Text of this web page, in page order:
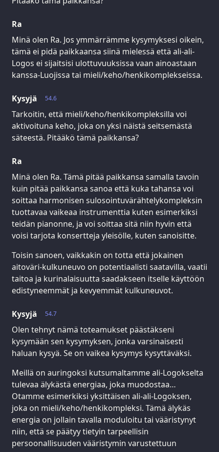
Ra
Minä olen Ra. Jos ymmärrämme kysymyksesi oikein,
tämä ei pidä paikkaansa siinä mielessä että ali-ali-
Logos ei sijaitsisi ulottuvuuksissa vaan ainoastaan
kanssa-Luojissa tai mieli/keho/henkikomplekseissa.
54.6
Kysyjä
Tarkoitin, että mieli/keho/henkikompleksilla voi
aktivoituna keho, joka on yksi näistä seitsemästä
säteestä. Pitääkö tämä paikkansa?
Ra
Minä olen Ra. Tämä pitää paikkansa samalla tavoin
kuin pitää paikkansa sanoa että kuka tahansa voi
soittaa harmonisen sulosointuvärähtelykompleksin
tuottavaa vaikeaa instrumenttia kuten esimerkiksi
teidän pianonne, ja voi soittaa sitä niin hyvin että
voisi tarjota konsertteja yleisölle, kuten sanoisitte.
Toisin sanoen, vaikkakin on totta että jokainen
aitoväri-kulkuneuvo on potentiaalisti saatavilla, vaatii
taitoa ja kurinalaisuutta saadakseen itselle käyttöön
edistyneemmät ja kevyemmät kulkuneuvot.
54.7
Kysyjä
Olen tehnyt nämä toteamukset päästäkseni
kysymään sen kysymyksen, jonka varsinaisesti
haluan kysyä. Se on vaikea kysymys kysyttäväksi.
Meillä on auringoksi kutsumaltamme ali-Logokselta
tulevaa älykästä energiaa, joka muodostaa…
Otamme esimerkiksi yksittäisen ali-ali-Logoksen,
joka on mieli/keho/henkikompleksi. Tämä älykäs
energia on jollain tavalla moduloitu tai vääristynyt
niin, että se päätyy tietyin tarpeellisin
persoonallisuuden vääristymin varustettuun